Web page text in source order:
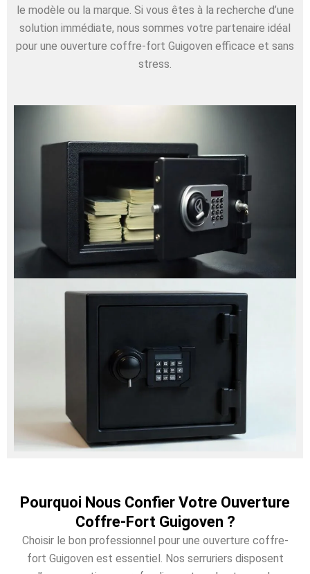
le modèle ou la marque. Si vous êtes à la recherche d’une
solution immédiate, nous sommes votre partenaire idéal
pour une ouverture coffre-fort Guigoven efficace et sans
stress.
Pourquoi Nous Confier Votre Ouverture
Coffre-Fort Guigoven ?
Choisir le bon professionnel pour une ouverture coffre-
fort Guigoven est essentiel. Nos serruriers disposent